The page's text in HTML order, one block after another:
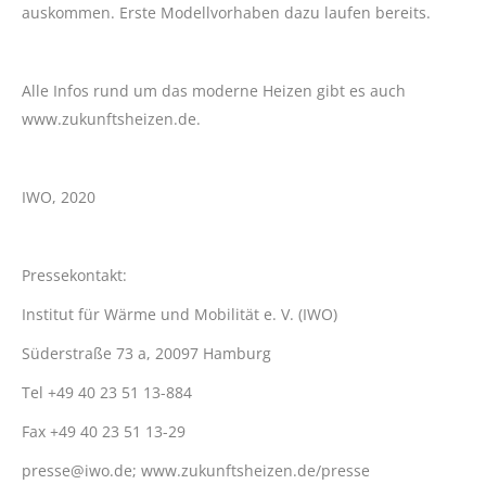
auskommen. Erste Modellvorhaben dazu laufen bereits.
Alle Infos rund um das moderne Heizen gibt es auch
www.zukunftsheizen.de.
IWO, 2020
Pressekontakt:
Institut für Wärme und Mobilität e. V. (IWO)
Süderstraße 73 a, 20097 Hamburg
Tel +49 40 23 51 13-884
Fax +49 40 23 51 13-29
presse@iwo.de; www.zukunftsheizen.de/presse